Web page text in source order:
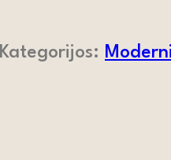
Kategorijos: